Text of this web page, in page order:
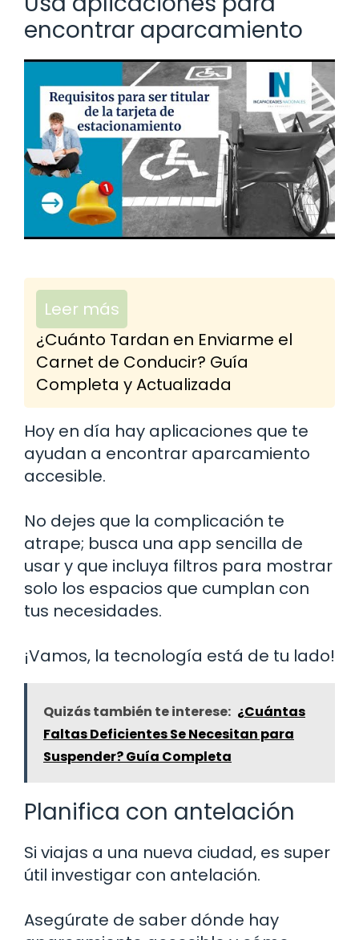
encontrar aparcamiento
Leer más
¿Cuánto Tardan en Enviarme el
Carnet de Conducir? Guía
Completa y Actualizada
Hoy en día hay aplicaciones que te
ayudan a encontrar aparcamiento
accesible.
No dejes que la complicación te
atrape; busca una app sencilla de
usar y que incluya filtros para mostrar
solo los espacios que cumplan con
tus necesidades.
¡Vamos, la tecnología está de tu lado!
Quizás también te interese: ¿Cuántas
Faltas Deficientes Se Necesitan para
Suspender? Guía Completa
Planifica con antelación
Si viajas a una nueva ciudad, es super
útil investigar con antelación.
Asegúrate de saber dónde hay